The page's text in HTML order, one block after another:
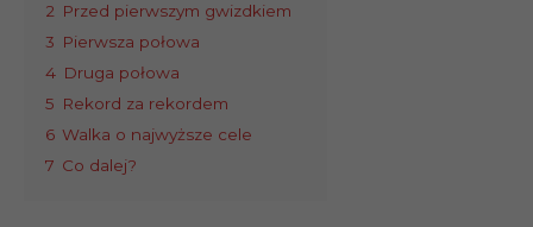
2 Przed pierwszym gwizdkiem
3 Pierwsza połowa
4 Druga połowa
5 Rekord za rekordem
6 Walka o najwyższe cele
7 Co dalej?